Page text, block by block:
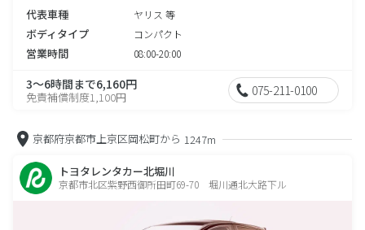
代表車種 ヤリス 等
ボディタイプ コンパクト
営業時間 08:00-20:00
3～6時間まで6,160円
免責補償制度1,100円 075-211-0100
京都府京都市上京区岡松町から 1247m
トヨタレンタカー北堀川
京都市北区紫野西御所田町69-70 堀川通北大路下ル